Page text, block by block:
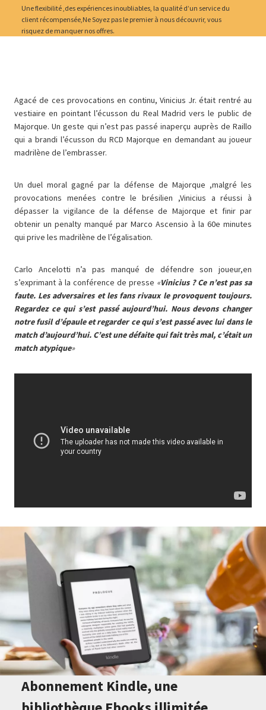
Une flexibilité ,des expériences inoubliables, la qualité d’un service du
client récompensée,Ne Soyez pas le premier à nous découvrir, vous
risquez de manquer nos offres.
Agacé de ces provocations en continu, Vinicius Jr. était rentré au
vestiaire en pointant l’écusson du Real Madrid vers le public de
Majorque. Un geste qui n’est pas passé inaperçu auprès de Raillo
qui a brandi l’écusson du RCD Majorque en demandant au joueur
madrilène de l’embrasser.
Un duel moral gagné par la défense de Majorque ,malgré les
provocations menées contre le brésilien ,Vinicius a réussi à
dépasser la vigilance de la défense de Majorque et finir par
obtenir un penalty manqué par Marco Ascensio à la 60e minutes
qui prive les madrilène de l’égalisation.
Carlo Ancelotti n’a pas manqué de défendre son joueur,en
s’exprimant à la conférence de presse «Vinicius ? Ce n’est pas sa
faute. Les adversaires et les fans rivaux le provoquent toujours.
Regardez ce qui s’est passé aujourd’hui. Nous devons changer
notre fusil d’épaule et regarder ce qui s’est passé avec lui dans le
match d’aujourd’hui. C’est une défaite qui fait très mal, c’était un
match atypique»
Abonnement Kindle, une